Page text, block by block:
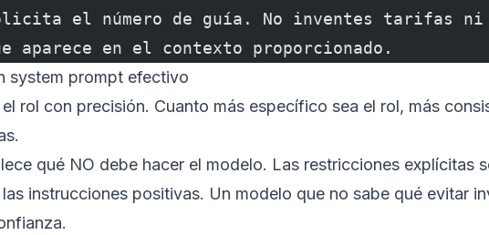
el número de guía. No inventes tarifas ni
aparece en el contexto proporcionado.
system prompt efectivo
rol con precisión. Cuanto más específico sea el rol, más
qué NO debe hacer el modelo. Las restricciones explícitas
instrucciones positivas. Un modelo que no sabe qué evitar